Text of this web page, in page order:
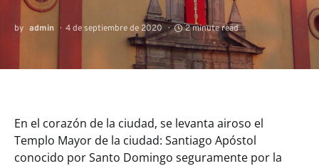
by admin 4 de septiembre de 2020 2 minute read
En el corazón de la ciudad, se levanta airoso el
Templo Mayor de la ciudad: Santiago Apóstol
conocido por Santo Domingo seguramente por la